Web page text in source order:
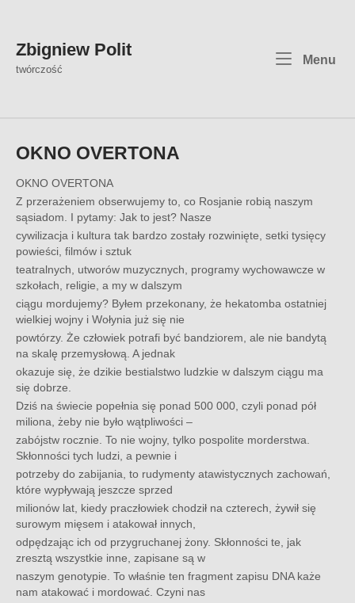
contentZbigniew Polit
twórczość
Menu
OKNO OVERTONA
OKNO OVERTONA
Z przerażeniem obserwujemy to, co Rosjanie robią naszym
sąsiadom. I pytamy: Jak to jest? Nasze
cywilizacja i kultura tak bardzo zostały rozwinięte, setki tysięcy
powieści, filmów i sztuk
teatralnych, utworów muzycznych, programy wychowawcze w
szkołach, religie, a my w dalszym
ciągu mordujemy? Byłem przekonany, że hekatomba ostatniej
wielkiej wojny i Wołynia już się nie
powtórzy. Że człowiek potrafi być bandziorem, ale nie bandytą
na skalę przemysłową. A jednak
okazuje się, że dzikie bestialstwo ludzkie w dalszym ciągu ma
się dobrze.
Dziś na świecie popełnia się ponad 500 000, czyli ponad pół
miliona, żeby nie było wątpliwości –
zabójstw rocznie. To nie wojny, tylko pospolite morderstwa.
Skłonności tych ludzi, a pewnie i
potrzeby do zabijania, to rudymenty atawistycznych zachowań,
które wypływają jeszcze sprzed
milionów lat, kiedy praczłowiek chodził na czterech, żywił się
surowym mięsem i atakował innych,
odpędzając ich od przygruchanej żony. Skłonności te, jak
zresztą wszystkie inne, zapisane są w
naszym genotypie. To właśnie ten fragment zapisu DNA każe
nam atakować i mordować. Czyni nas